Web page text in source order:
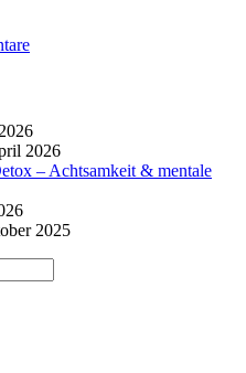
2026
– Achtsamkeit & mentale
2025